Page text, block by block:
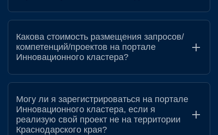
Какова стоимость размещения запросов/
компетенций/проектов на портале
Инновационного кластера?
Могу ли я зарегистрироваться на портале
Инновационного кластера, если я
реализую свой проект не на территории
Краснодарского края?